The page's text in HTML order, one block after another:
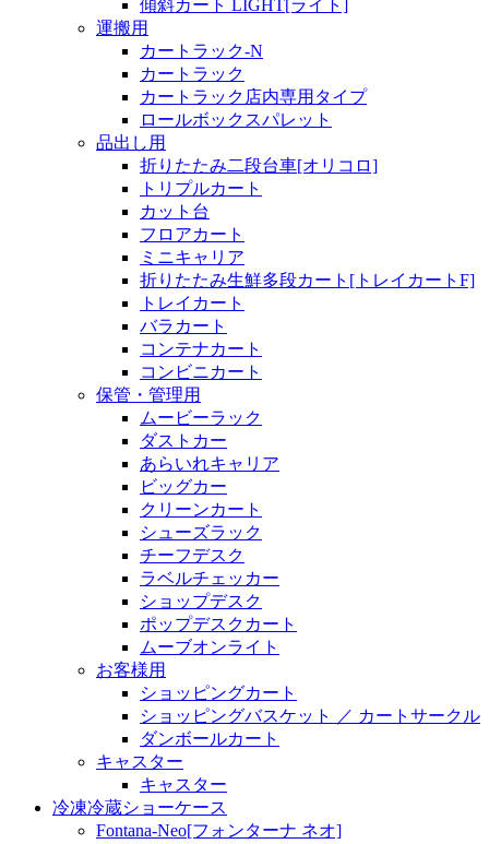
傾斜カート LIGHT[ライト]
運搬用
カートラック-N
カートラック
カートラック店内専用タイプ
ロールボックスパレット
品出し用
折りたたみ二段台車[オリコロ]
トリプルカート
カット台
フロアカート
ミニキャリア
折りたたみ生鮮多段カート[トレイカートF]
トレイカート
バラカート
コンテナカート
コンビニカート
保管・管理用
ムービーラック
ダストカー
あらいれキャリア
ビッグカー
クリーンカート
シューズラック
チーフデスク
ラベルチェッカー
ショップデスク
ポップデスクカート
ムーブオンライト
お客様用
ショッピングカート
ショッピングバスケット ／ カートサークル
ダンボールカート
キャスター
キャスター
冷凍冷蔵ショーケース
Fontana-Neo[フォンターナ ネオ]